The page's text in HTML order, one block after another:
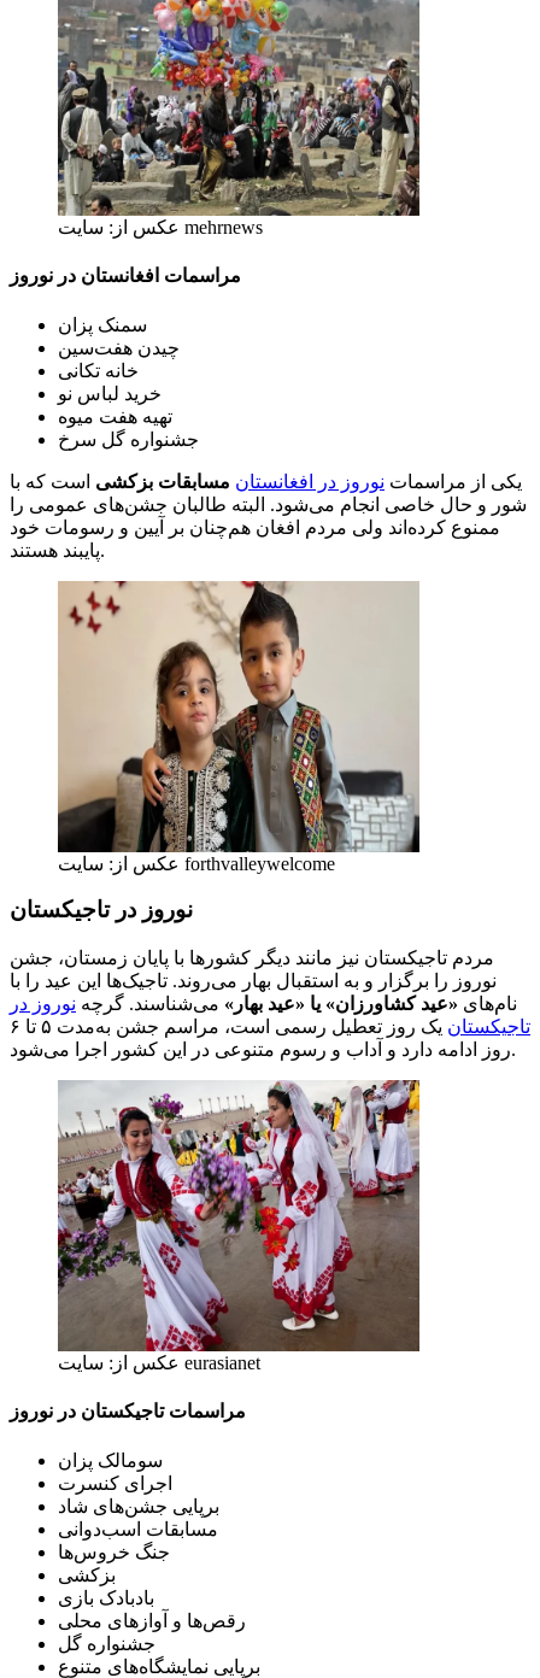
عکس از: سایت mehrnews
مراسمات افغانستان در نوروز
سمنک پزان
چیدن هفت‌سین
خانه تکانی
خرید لباس نو
تهیه هفت میوه
جشنواره گل سرخ
یکی از مراسمات نوروز در افغانستان مسابقات بزکشی است که با
شور و حال خاصی انجام می‌شود. البته طالبان جشن‌های عمومی را
ممنوع کرده‌اند ولی مردم افغان هم‌چنان بر آیین و رسومات خود
پایبند هستند.
عکس از: سایت forthvalleywelcome
نوروز در تاجیکستان
مردم تاجیکستان نیز مانند دیگر کشورها با پایان زمستان، جشن
نوروز را برگزار و به استقبال بهار می‌روند. تاجیک‌ها این عید را با
نام‌های «عید کشاورزان» یا «عید بهار» می‌شناسند. گرچه نوروز در
تاجیکستان
یک روز تعطیل رسمی است، مراسم جشن به‌مدت ۵ تا ۶
روز ادامه دارد و آداب و رسوم متنوعی در این کشور اجرا می‌شود.
عکس از: سایت eurasianet
مراسمات تاجیکستان در نوروز
سومالک پزان
اجرای کنسرت
برپایی جشن‌های شاد
مسابقات اسب‌دوانی
جنگ خروس‌ها
بزکشی
بادبادک بازی
رقص‌ها و آوازهای محلی
جشنواره گل
برپایی نمایشگاه‌های متنوع